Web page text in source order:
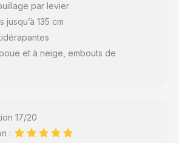
par levier
135 cm
et à neige, embouts de
17/20
: